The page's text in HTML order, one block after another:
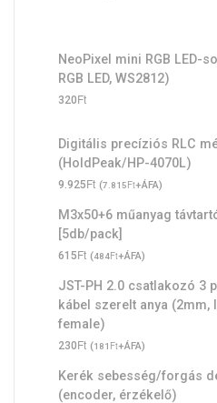
NeoPixel mini RGB LED-
RGB LED, WS2812)
320Ft
Digitális precíziós RLC
(HoldPeak/HP-4070L)
9.925Ft (7.815Ft+ÁFA)
M3x50+6 műanyag
[5db/pack]
615Ft (484Ft+ÁFA)
JST-PH 2.0 csatlakozó 3
kábel szerelt anya (2mm,
female)
230Ft (181 Ft+ÁFA)
Kerék sebesség/forgás
(encoder, érzékelő)